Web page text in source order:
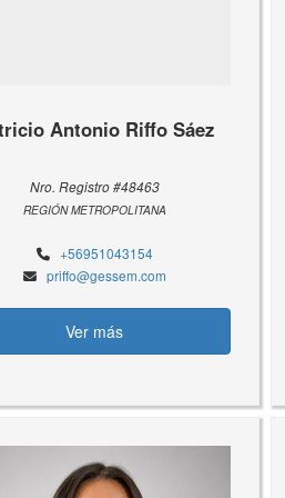
Antonio Riffo Sáez
Nro. Registro #48463
REGIÓN METROPOLITANA
+56951043154
priffo@gessem.com
Ver más